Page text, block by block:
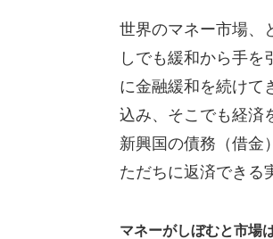
世界のマネー市場、
しでも緩和から手を
に金融緩和を続けて
込み、そこでも経済
新興国の債務（借金
ただちに返済できる
マネーがしぼむと市場